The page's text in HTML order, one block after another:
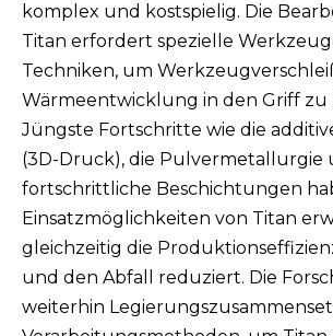
komplex und kostspielig. Die
Titan erfordert spezielle
Techniken, um
Wärmeentwicklung in den Griff zu
Jüngste Fortschritte wie die
(3D-Druck), die Pulvermetallurgie
fortschrittliche Beschichtungen
Einsatzmöglichkeiten von Titan
gleichzeitig die
und den Abfall reduziert. Die
weiterhin